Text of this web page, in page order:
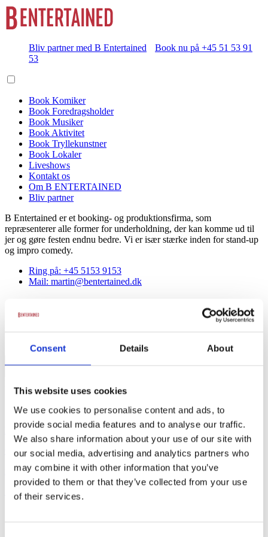
Consent Details About
This website uses cookies
We use cookies to personalise content and ads, to
provide social media features and to analyse our traffic.
We also share information about your use of our site with
our social media, advertising and analytics partners who
may combine it with other information that you’ve
provided to them or that they’ve collected from your use
of their services.
Bliv partner med B Entertained
Book nu på +45 51 53 91
53
Book Komiker
Book Foredragsholder
Book Musiker
Book Aktivitet
Book Tryllekunstner
Book Lokaler
Liveshows
Kontakt os
Om B ENTERTAINED
Bliv partner
B Entertained er et booking- og produktionsfirma, som
repræsenterer alle former for underholdning, der kan komme ud til
jer og gøre festen endnu bedre. Vi er især stærke inden for stand-up
og impro comedy.
Ring på: +45 5153 9153
Mail: martin@bentertained.dk
Om virksomheden
Kontakt os
Om B Entertained
info@bentertained.dk
Samarbejdspartnere